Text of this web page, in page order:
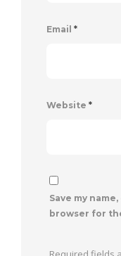
Email *
Website *
Save my
browser for